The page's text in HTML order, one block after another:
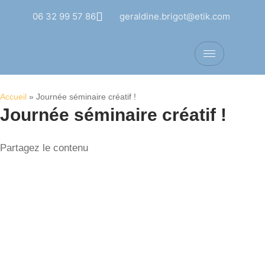
06 32 99 57 86 geraldine.brigot@etik.com
Accueil » Journée séminaire créatif !
Journée séminaire créatif !
Partagez le contenu